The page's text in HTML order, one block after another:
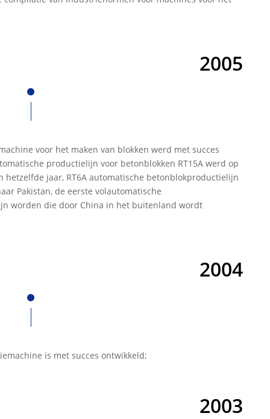
2005
voor het maken van blokken werd met succes
productielijn voor betonblokken RT15A werd op
hetzelfde jaar, RT6A automatische betonblokproductielijn
Pakistan, de eerste volautomatische
worden die door China in het buitenland wordt
2004
is met succes ontwikkeld;
2003